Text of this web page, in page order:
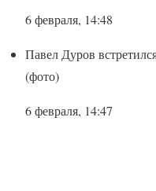
6 февраля, 14:48
Павел Дуров
(фото)
6 февраля, 14:47